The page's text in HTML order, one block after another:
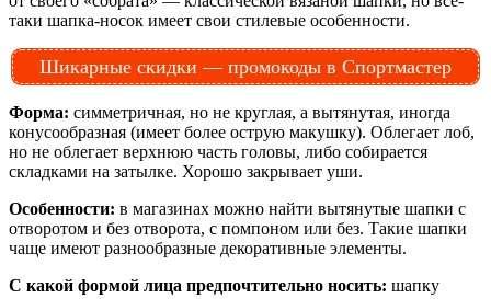
таки шапка-носок имеет свои стилевые особенности.
Шикарные скидки — промокоды в Спортмастер
Форма: симметричная, но не круглая, а вытянутая, иногда
конусообразная (имеет более острую макушку). Облегает лоб,
но не облегает верхнюю часть головы, либо собирается
складками на затылке. Хорошо закрывает уши.
Особенности: в магазинах можно найти вытянутые шапки с
отворотом и без отворота, с помпоном или без. Такие шапки
чаще имеют разнообразные декоративные элементы.
С какой формой лица предпочтительно носить: шапку